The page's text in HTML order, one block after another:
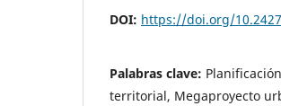
DOI: https://doi.org/
Palabras clave:
territorial, Megaproyecto